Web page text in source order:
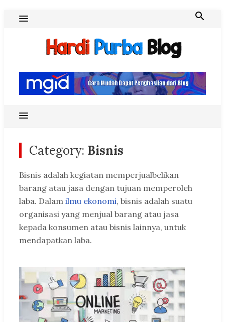
Category: Bisnis
Bisnis adalah kegiatan memperjualbelikan
barang atau jasa dengan tujuan memperoleh
laba. Dalam ilmu ekonomi, bisnis adalah suatu
organisasi yang menjual barang atau jasa
kepada konsumen atau bisnis lainnya, untuk
mendapatkan laba.